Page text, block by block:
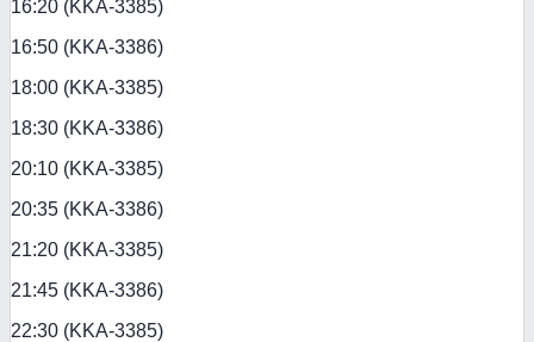
16:20 (KKA-3385)
16:50 (KKA-3386)
18:00 (KKA-3385)
18:30 (KKA-3386)
20:10 (KKA-3385)
20:35 (KKA-3386)
21:20 (KKA-3385)
21:45 (KKA-3386)
22:30 (KKA-3385)